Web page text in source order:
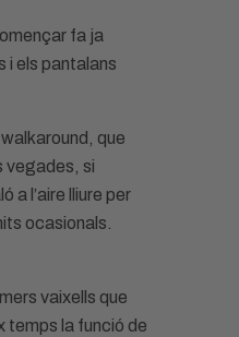
fa ja
i els pantalans
que
vegades, si
a l’aire lliure per
ocasionals.
vaixells que
temps la funció de